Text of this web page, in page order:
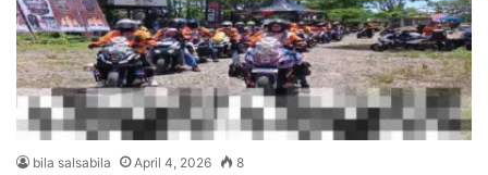
bila salsabila April 4, 2026 8